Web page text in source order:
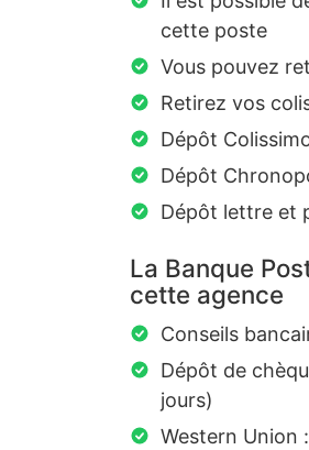
cette poste
Vous pouvez
Retirez vos
Dépôt
Dépôt
Dépôt lettre et
La Banque
cette agence
Conseils
Dépôt de
jours)
Western Union